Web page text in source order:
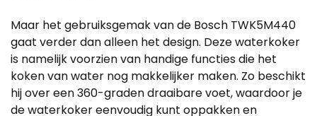
Maar het gebruiksgemak van de Bosch TWK5M440
gaat verder dan alleen het design. Deze waterkoker
is namelijk voorzien van handige functies die het
koken van water nog makkelijker maken. Zo beschikt
hij over een 360-graden draaibare voet, waardoor je
de waterkoker eenvoudig kunt oppakken en